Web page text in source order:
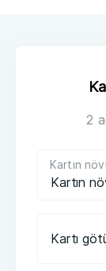
2
Kartın
Kartın
Kartı